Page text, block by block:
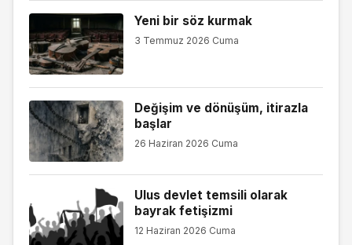
Yeni bir söz kurmak
3 Temmuz 2026 Cuma
Değişim ve dönüşüm, itirazla
başlar
26 Haziran 2026 Cuma
Ulus devlet temsili olarak
bayrak fetişizmi
12 Haziran 2026 Cuma